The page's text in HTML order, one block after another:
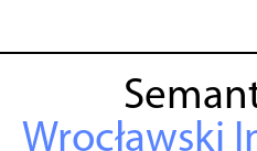
Wrocławski